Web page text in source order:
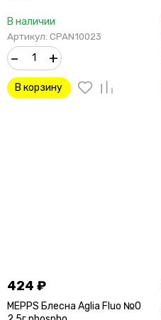
В наличии
Артикул: CPAN10023
– +
В корзину
424 ₽
MEPPS Блесна Aglia Fluo №0